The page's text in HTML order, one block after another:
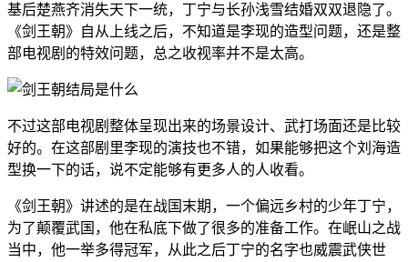
基后楚燕齐消失天下一统，丁宁与长孙浅雪结婚双双退隐了。
《剑王朝》自从上线之后，不知道是李现的造型问题，还是整
部电视剧的特效问题，总之收视率并不是太高。
不过这部电视剧整体呈现出来的场景设计、武打场面还是比较
好的。在这部剧里李现的演技也不错，如果能够把这个刘海造
型换一下的话，说不定能够有更多人的人收看。
《剑王朝》讲述的是在战国末期，一个偏远乡村的少年丁宁，
为了颠覆武国，他在私底下做了很多的准备工作。在岷山之战
当中，他一举多得冠军，从此之后丁宁的名字也威震武侠世